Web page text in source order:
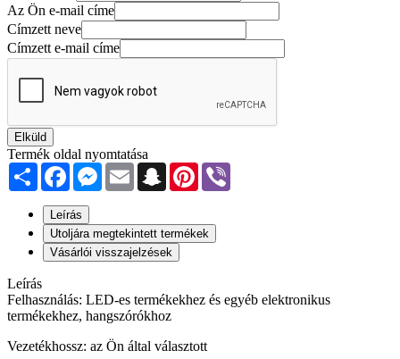
Az Ön e-mail címe
Címzett neve
Címzett e-mail címe
Elküld
Termék oldal nyomtatása
Share FacebookMessenger
Email SnapchatPinterest
Leírás
Utoljára megtekintett termékek
Vásárlói visszajelzések
Leírás
Felhasználás: LED-es termékekhez és egyéb elektronikus
termékekhez, hangszórókhoz
Vezetékhossz: az Ön által választott